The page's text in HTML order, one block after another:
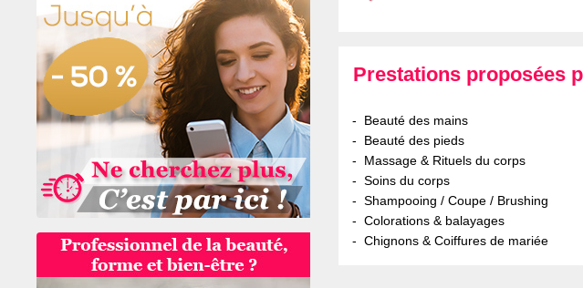
Prestations proposées
Beauté des mains
Beauté des pieds
Massage & Rituels du corps
Soins du corps
Shampooing / Coupe / Brushing
Colorations & balayages
Chignons & Coiffures de mariée